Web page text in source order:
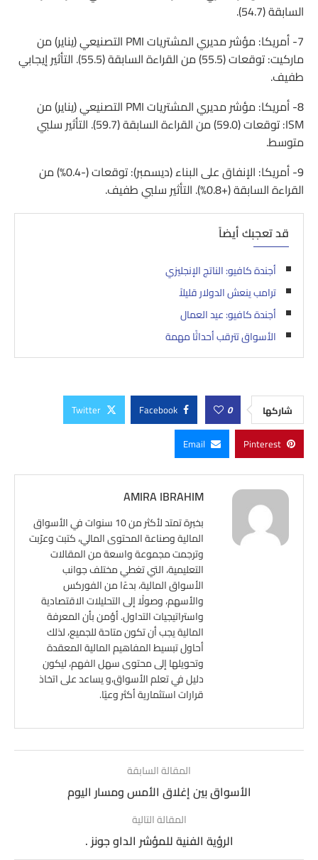
السابقة (54.7).
7- أمريكا: مؤشر مديري المشتريات PMI التصنيعي (يناير) من
ماركيت: توقعات (55.5) من القراءة السابقة (55.5). التأثير إيجابي
طفيف.
8- أمريكا: مؤشر مديري المشتريات PMI التصنيعي (يناير) من
ISM: توقعات (59.0) من القراءة السابقة (59.7). التأثير سلبي
متوسط.
9- أمريكا: الإنفاق على البناء (ديسمبر): توقعات (-0.4%) من
القراءة السابقة (+0.8%). التأثير سلبي طفيف.
قد تعجبك أيضاً
أجندة كافيو: الناتج الإنجليزي
ترامب ينعش الدولار قليلاً
أجندة كافيو: عيد العمال
الأسواق تترقب أحداثًا مهمة
شاركها 0
Facebook
Twitter
Pinterest
Email
AMIRA IBRAHIM
بخبرة تمتد لأكثر من 10 سنوات في الأسواق
المالية وصناعة المحتوى المالي، كتبت وعرّبت
وترجمت مجموعة واسعة من المقالات
التعليمية، التي تغطي مختلف جوانب
الأسواق المالية، بدءًا من الفوركس
والأسهم، وصولًا إلى التحليلات الاقتصادية
واستراتيجيات التداول. أؤمن بأن المعرفة
المالية يجب أن تكون متاحة للجميع، لذلك
أحاول تبسيط المفاهيم المالية المعقدة
وتحويلها إلى محتوى سهل الفهم، ليكون
دليل في تعلم الأسواق،و يساعد على اتخاذ
قرارات استثمارية أكثر وعيًا.
المقالة السابقة
الأسواق بين إغلاق الأمس ومسار اليوم
المقالة التالية
الرؤية الفنية للمؤشر الداو جونز .